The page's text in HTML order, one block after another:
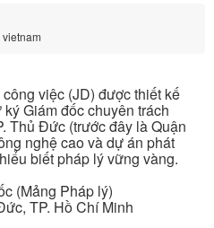
việc (JD) được thiết kế
Giám đốc chuyên trách
Thủ Đức (trước đây là Quận
nghệ cao và dự án phát
biết pháp lý vững vàng.
(Mảng Pháp lý)
TP. Hồ Chí Minh